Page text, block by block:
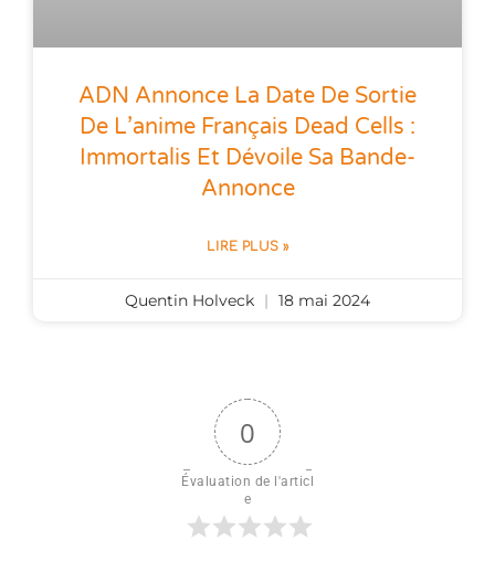
ADN Annonce La Date De Sortie
De L’anime Français Dead Cells :
Immortalis Et Dévoile Sa Bande-
Annonce
LIRE PLUS »
Quentin Holveck 18 mai 2024
0
Évaluation de l'articl
e